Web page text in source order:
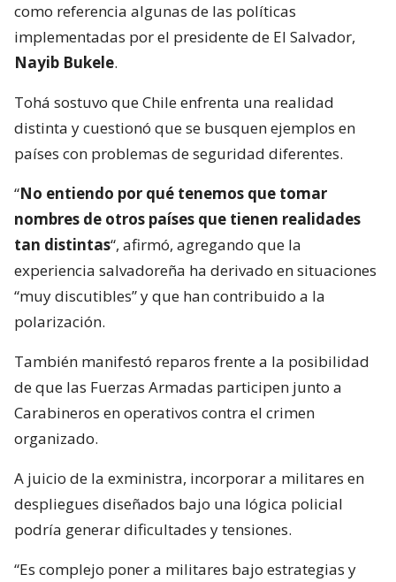
como referencia algunas de las políticas
implementadas por el presidente de El Salvador,
Nayib Bukele.
Tohá sostuvo que Chile enfrenta una realidad
distinta y cuestionó que se busquen ejemplos en
países con problemas de seguridad diferentes.
“No entiendo por qué tenemos que tomar
nombres de otros países que tienen realidades
tan distintas“, afirmó, agregando que la
experiencia salvadoreña ha derivado en situaciones
“muy discutibles” y que han contribuido a la
polarización.
También manifestó reparos frente a la posibilidad
de que las Fuerzas Armadas participen junto a
Carabineros en operativos contra el crimen
organizado.
A juicio de la exministra, incorporar a militares en
despliegues diseñados bajo una lógica policial
podría generar dificultades y tensiones.
“Es complejo poner a militares bajo estrategias y